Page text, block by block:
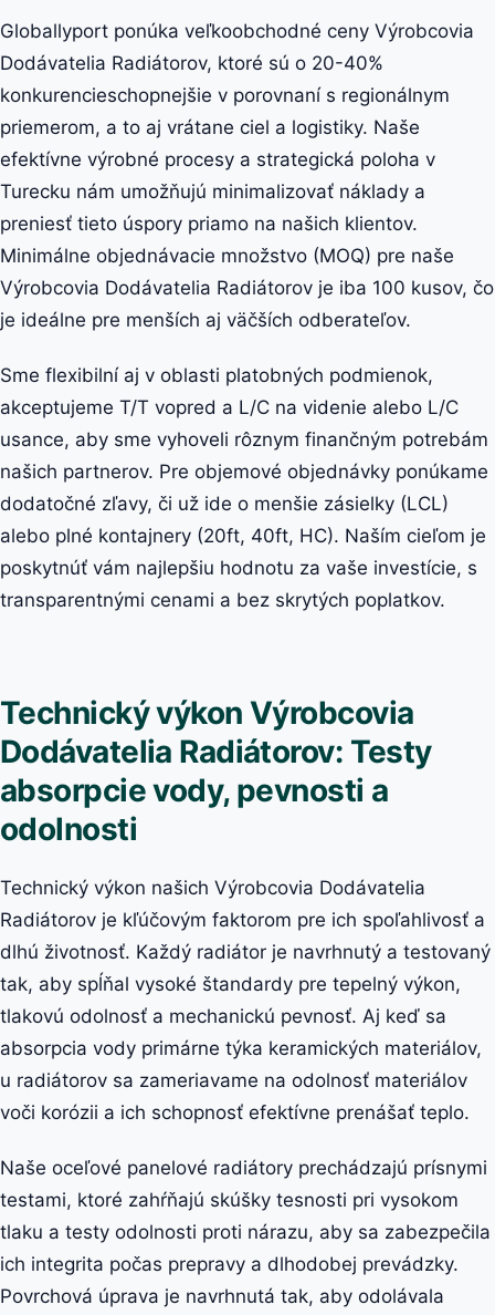
Globallyport ponúka veľkoobchodné ceny Výrobcovia
Dodávatelia Radiátorov, ktoré sú o 20-40%
konkurencieschopnejšie v porovnaní s regionálnym
priemerom, a to aj vrátane ciel a logistiky. Naše
efektívne výrobné procesy a strategická poloha v
Turecku nám umožňujú minimalizovať náklady a
preniesť tieto úspory priamo na našich klientov.
Minimálne objednávacie množstvo (MOQ) pre naše
Výrobcovia Dodávatelia Radiátorov je iba 100 kusov, čo
je ideálne pre menších aj väčších odberateľov.
Sme flexibilní aj v oblasti platobných podmienok,
akceptujeme T/T vopred a L/C na videnie alebo L/C
usance, aby sme vyhoveli rôznym finančným potrebám
našich partnerov. Pre objemové objednávky ponúkame
dodatočné zľavy, či už ide o menšie zásielky (LCL)
alebo plné kontajnery (20ft, 40ft, HC). Naším cieľom je
poskytnúť vám najlepšiu hodnotu za vaše investície, s
transparentnými cenami a bez skrytých poplatkov.
Technický výkon Výrobcovia
Dodávatelia Radiátorov: Testy
absorpcie vody, pevnosti a
odolnosti
Technický výkon našich Výrobcovia Dodávatelia
Radiátorov je kľúčovým faktorom pre ich spoľahlivosť a
dlhú životnosť. Každý radiátor je navrhnutý a testovaný
tak, aby spĺňal vysoké štandardy pre tepelný výkon,
tlakovú odolnosť a mechanickú pevnosť. Aj keď sa
absorpcia vody primárne týka keramických materiálov,
u radiátorov sa zameriavame na odolnosť materiálov
voči korózii a ich schopnosť efektívne prenášať teplo.
Naše oceľové panelové radiátory prechádzajú prísnymi
testami, ktoré zahŕňajú skúšky tesnosti pri vysokom
tlaku a testy odolnosti proti nárazu, aby sa zabezpečila
ich integrita počas prepravy a dlhodobej prevádzky.
Povrchová úprava je navrhnutá tak, aby odolávala